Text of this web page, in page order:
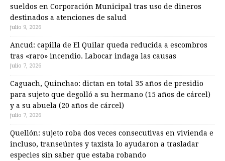
sueldos en Corporación Municipal tras uso de dineros
destinados a atenciones de salud
julio 9, 2026
Ancud: capilla de El Quilar queda reducida a escombros
tras «raro» incendio. Labocar indaga las causas
julio 7, 2026
Caguach, Quinchao: dictan en total 35 años de presidio
para sujeto que degolló a su hermano (15 años de cárcel)
y a su abuela (20 años de cárcel)
julio 7, 2026
Quellón: sujeto roba dos veces consecutivas en vivienda e
incluso, transeúntes y taxista lo ayudaron a trasladar
especies sin saber que estaba robando